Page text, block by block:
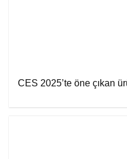
CES 2025’te öne çıkan